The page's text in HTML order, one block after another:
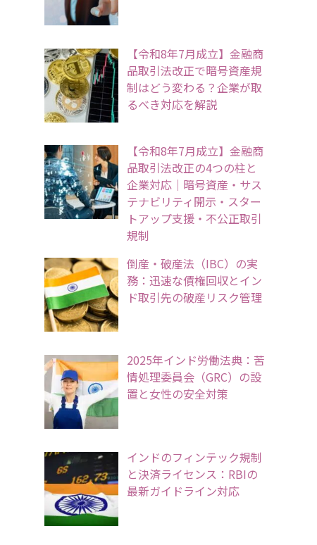
【令和8年7月成立】金融商
品取引法改正で暗号資産規
制はどう変わる？企業が取
るべき対応を解説
【令和8年7月成立】金融商
品取引法改正の4つの柱と
企業対応｜暗号資産・サス
テナビリティ開示・スター
トアップ支援・不公正取引
規制
倒産・破産法（IBC）の実
務：迅速な債権回収とイン
ド取引先の破産リスク管理
2025年インド労働法典：苦
情処理委員会（GRC）の設
置と女性の安全対策
インドのフィンテック規制
と決済ライセンス：RBIの
最新ガイドライン対応